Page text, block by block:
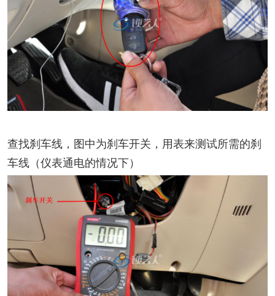
查找刹车线，图中为刹车开关，用表来测试所需的刹
车线（仪表通电的情况下）